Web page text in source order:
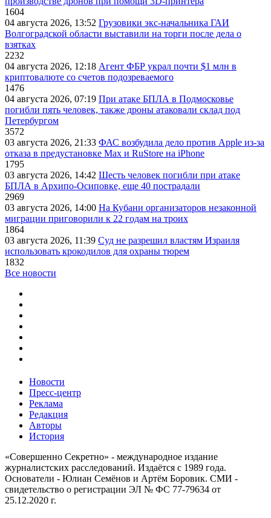
1604
04 августа 2026, 13:52 Грузовики экс-начальника ГАИ
Волгоградской области выставили на торги после дела о
взятках
2232
04 августа 2026, 12:18 Агент ФБР украл почти $1 млн в
криптовалюте со счетов подозреваемого
1476
04 августа 2026, 07:19 При атаке БПЛА в Подмосковье
погибли пять человек, также дроны атаковали склад под
Петербургом
3572
03 августа 2026, 21:33 ФАС возбудила дело против Apple из-за
отказа в предустановке Max и RuStore на iPhone
1795
03 августа 2026, 14:42 Шесть человек погибли при атаке
БПЛА в Архипо-Осиповке, еще 40 пострадали
2969
03 августа 2026, 14:00 На Кубани организаторов незаконной
миграции приговорили к 22 годам на троих
1864
03 августа 2026, 11:39 Суд не разрешил властям Израиля
использовать крокодилов для охраны тюрем
1832
Все новости
Новости
Пресс-центр
Реклама
Редакция
Авторы
История
«Совершенно Секретно» - международное издание
журналистских расследований. Издаётся с 1989 года.
Основатели - Юлиан Семёнов и Артём Боровик. CМИ -
свидетельство о регистрации ЭЛ № ФС 77-79634 от
25.12.2020 г.